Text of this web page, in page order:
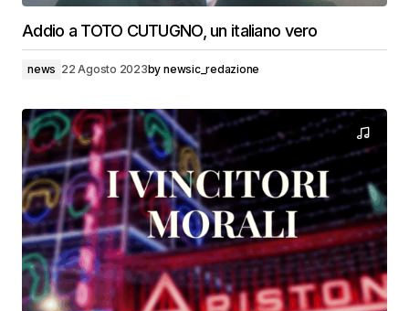
Addio a TOTO CUTUGNO, un italiano vero
news 22 Agosto 2023by newsic_redazione